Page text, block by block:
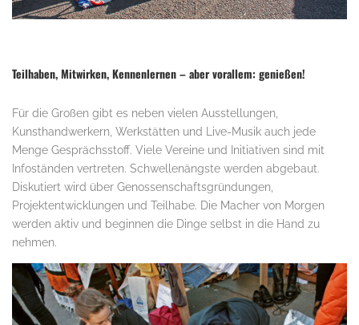
Teilhaben, Mitwirken, Kennenlernen – aber vorallem: genießen!
Für die Großen gibt es neben vielen Ausstellungen,
Kunsthandwerkern, Werkstätten und Live-Musik auch jede
Menge Gesprächsstoff. Viele Vereine und Initiativen sind mit
Infoständen vertreten. Schwellenängste werden abgebaut.
Diskutiert wird über Genossenschaftsgründungen,
Projektentwicklungen und Teilhabe. Die Macher von Morgen
werden aktiv und beginnen die Dinge selbst in die Hand zu
nehmen.